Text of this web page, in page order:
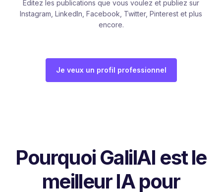
Éditez les publications que vous voulez et publiez sur
Instagram, LinkedIn, Facebook, Twitter, Pinterest et plus
encore.
Je veux un profil professionnel
Pourquoi GalilAI est le
meilleur IA pour